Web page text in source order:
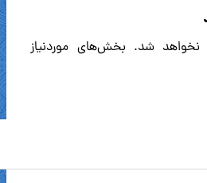
نخواهد شد. بخش‌های موردنیاز